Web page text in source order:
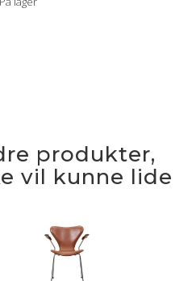
produkter,
vil kunne lide